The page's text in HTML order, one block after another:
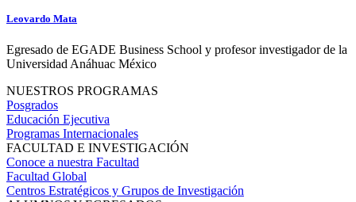
Leovardo Mata
Egresado de EGADE Business School y profesor investigador de la
Universidad Anáhuac México
NUESTROS PROGRAMAS
Posgrados
Educación Ejecutiva
Programas Internacionales
FACULTAD E INVESTIGACIÓN
Conoce a nuestra Facultad
Facultad Global
Centros Estratégicos y Grupos de Investigación